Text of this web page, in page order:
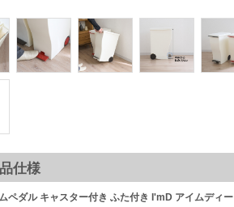
仕様
ペダル キャスター付き ふた付き I'mD アイムディー